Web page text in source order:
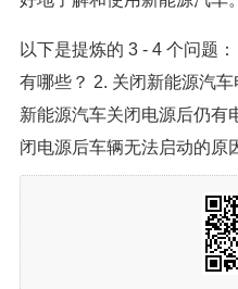
以下是提炼的 3 - 4 个问题
有哪些？ 2. 关闭新能源汽
新能源汽车关闭电源后仍有
闭电源后车辆无法启动的原